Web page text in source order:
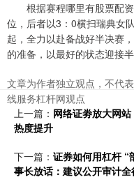
根据赛程哪里有股票配资
位，后者以3：0横扫瑞典女
起，全力以赴备战好半决赛
的准备，以最好的状态迎接
文章为作者独立观点，不代
线服务杠杆网观点
上一篇： 网络证劵放大网
热度提升
下一篇： 证券如何用杠杆 “
事长放话：建议公开审计